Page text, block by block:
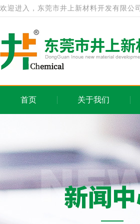
欢迎进入，东莞市井上新材料开发有限公司
首页 关于我们